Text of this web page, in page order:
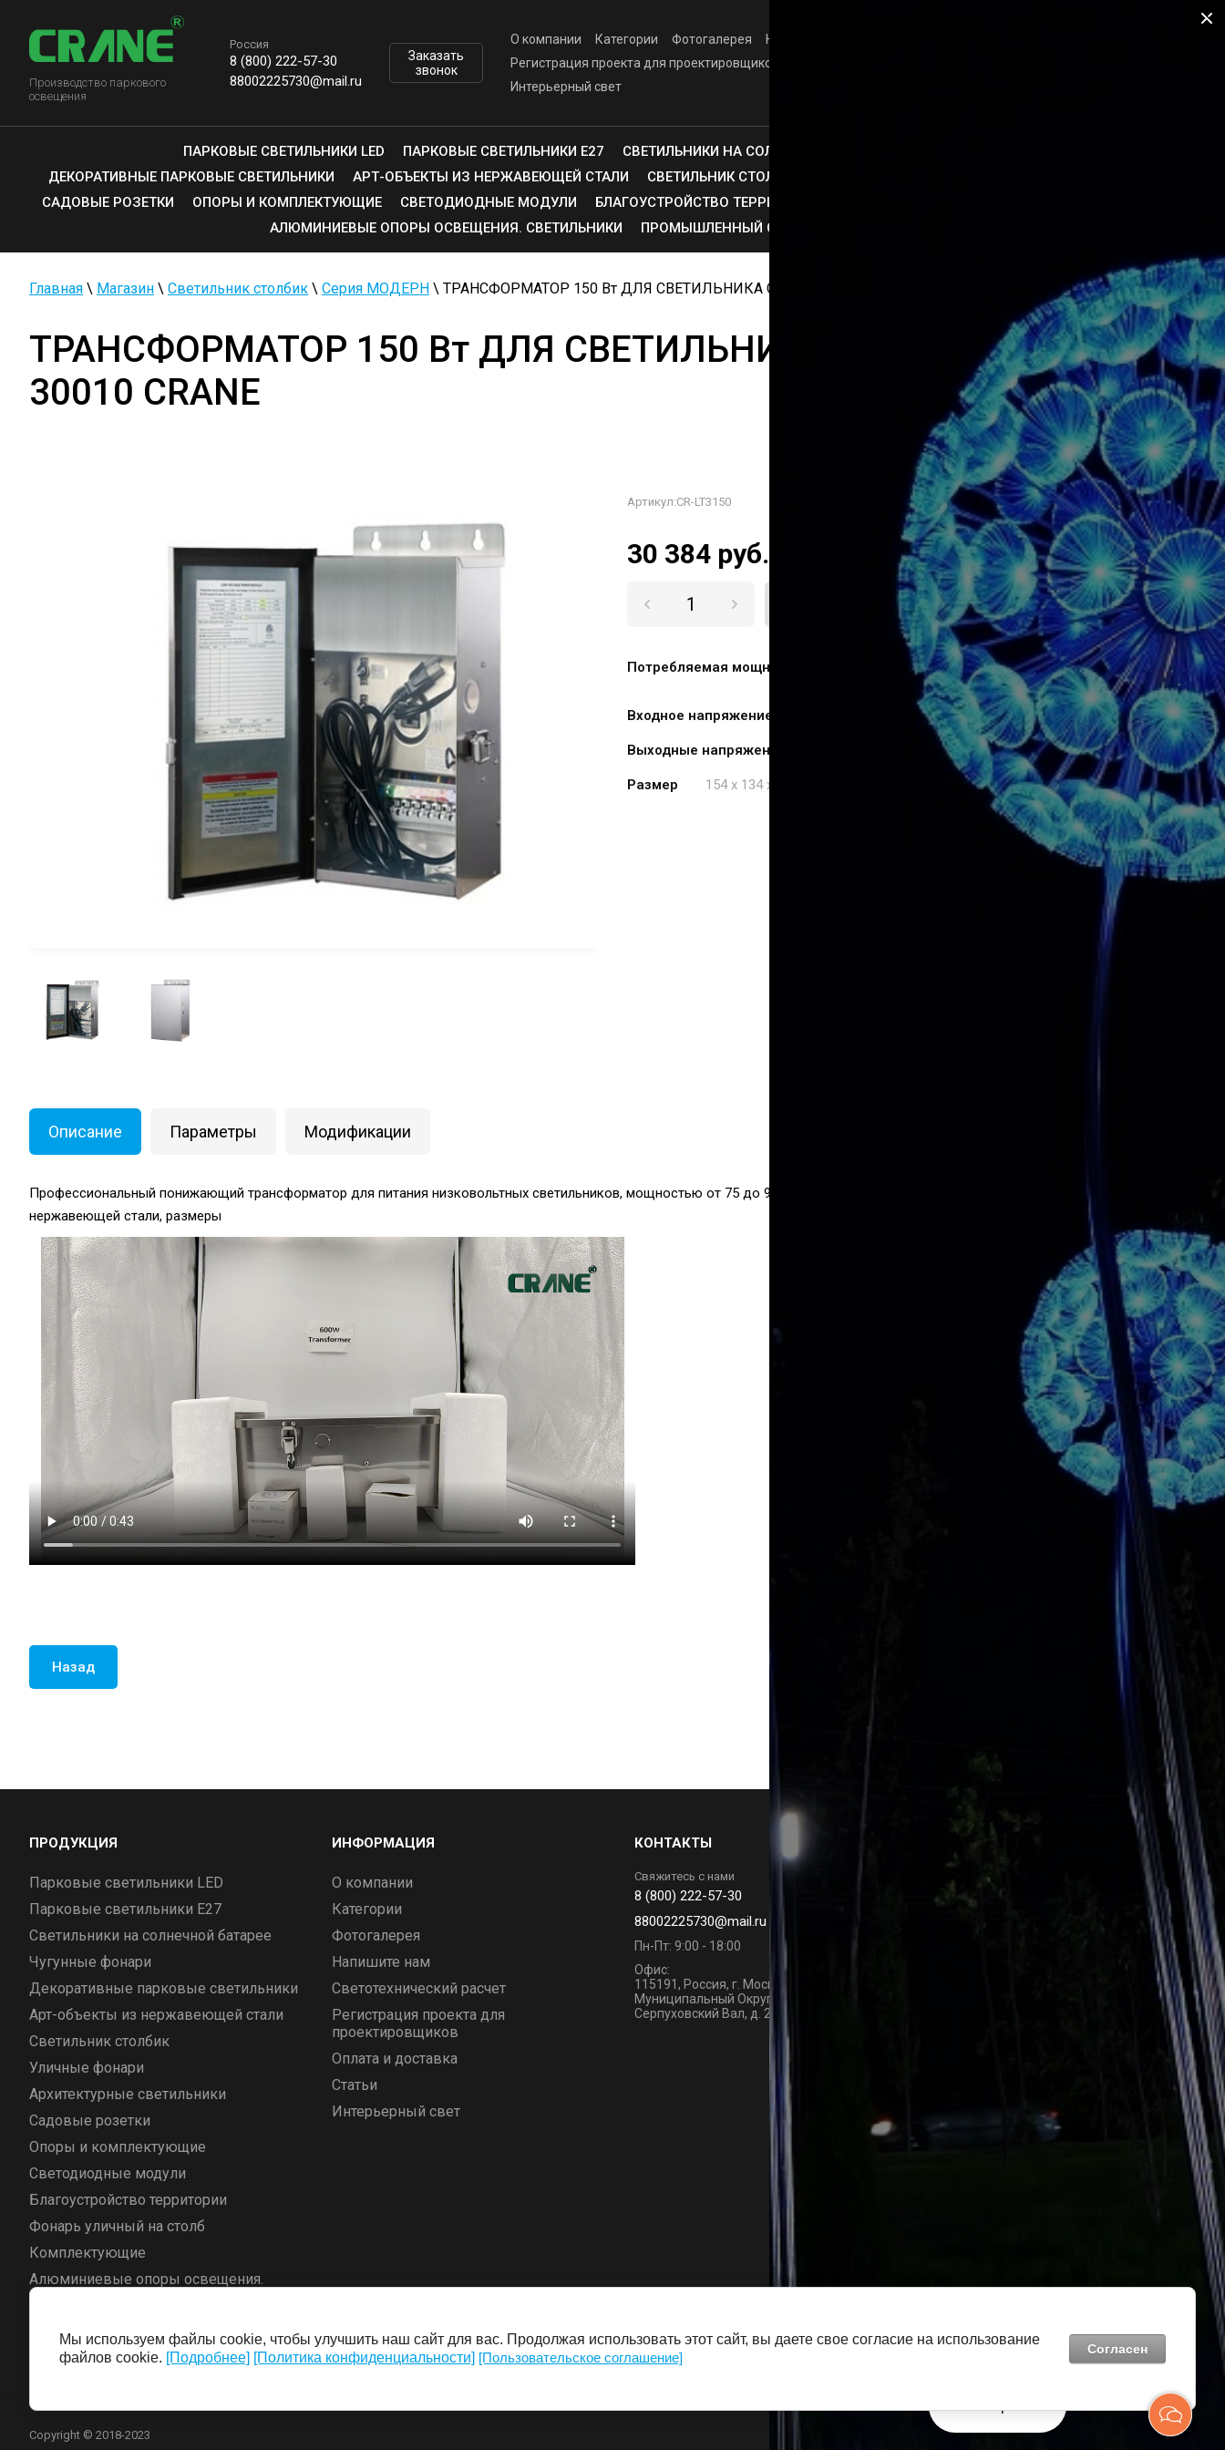
Производство паркового
освещения
Россия
8 (800) 222-57-30
88002225730@mail.ru
Заказать
звонок
О компании Категории Фотогалерея Напишите нам
Регистрация проекта для проектировщиков
Интерьерный свет
ПАРКОВЫЕ СВЕТИЛЬНИКИ LED ПАРКОВЫЕ СВЕТИЛЬНИКИ E27 СВЕТИЛЬНИКИ НА СОЛНЕЧНОЙ БАТАРЕЕ
ДЕКОРАТИВНЫЕ ПАРКОВЫЕ СВЕТИЛЬНИКИ
АРТ-ОБЪЕКТЫ ИЗ НЕРЖАВЕЮЩЕЙ СТАЛИ СВЕТИЛЬНИК СТОЛБИК
САДОВЫЕ РОЗЕТКИ
ОПОРЫ И КОМПЛЕКТУЮЩИЕ СВЕТОДИОДНЫЕ МОДУЛИ БЛАГОУСТРОЙСТВО ТЕРРИТОРИИ
АЛЮМИНИЕВЫЕ ОПОРЫ ОСВЕЩЕНИЯ. СВЕТИЛЬНИКИ
ПРОМЫШЛЕННЫЙ СВЕТ
Главная \ Магазин \ Светильник столбик \ Серия МОДЕРН \ ТРАНСФОРМАТОР 150 Вт ДЛЯ СВЕТИЛЬНИКА СЕРИИ MOUNT 30010 CRANE
ТРАНСФОРМАТОР 150 Вт ДЛЯ СВЕТИЛЬНИКА СЕРИИ MOUNT
30010 CRANE
Артикул:CR-LT3150
30 384 руб.
Потребляемая мощность (Вт).
Входное напряжение и частота: 220…240 В, ~ 50…60 Гц
Выходные напряжения АС
Размер 154 x 134 x 295 мм
Описание Параметры Модификации
Профессиональный понижающий трансформатор для питания низковольтных светильников, мощностью от 75 до 900Вт, вход 220В, 50Гц, выходы 12,13,14,15,17,22В, 50Гц, корпус из
нержавеющей стали, размеры
Назад
ПРОДУКЦИЯ
Парковые светильники LED
Парковые светильники E27
Светильники на солнечной батарее
Чугунные фонари
Декоративные парковые светильники
Арт-объекты из нержавеющей стали
Светильник столбик
Уличные фонари
Архитектурные светильники
Садовые розетки
Опоры и комплектующие
Светодиодные модули
Благоустройство территории
Фонарь уличный на столб
Комплектующие
Алюминиевые опоры освещения.
Светильники
Интерьерный свет
ИНФОРМАЦИЯ
О компании
Категории
Фотогалерея
Напишите нам
Светотехнический расчет
Регистрация проекта для
проектировщиков
Оплата и доставка
Статьи
Интерьерный свет
КОНТАКТЫ
Свяжитесь с нами
8 (800) 222-57-30
88002225730@mail.ru
Пн-Пт: 9:00 - 18:00
Офис:
115191, Россия, г. Москва, Вн.Тер. г.
Муниципальный Округ Даниловский, ул.
Серпуховский Вал, д. 21 к.1, пом. 4/1
Copyright © 2018-2023 Создание,разработка сайта— студия Мегагрупп.ру.
Мы используем файлы cookie, чтобы улучшить наш сайт для вас. Продолжая использовать этот сайт, вы даете свое согласие на использование
файлов cookie. [Подробнее] [Политика конфиденциальности] [Пользовательское соглашение]
Согласен
Видеообзор